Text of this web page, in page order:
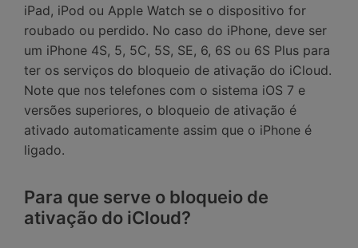
iPad, iPod ou Apple Watch se o dispositivo for
roubado ou perdido. No caso do iPhone, deve ser
um iPhone 4S, 5, 5C, 5S, SE, 6, 6S ou 6S Plus para
ter os serviços do bloqueio de ativação do iCloud.
Note que nos telefones com o sistema iOS 7 e
versões superiores, o bloqueio de ativação é
ativado automaticamente assim que o iPhone é
ligado.
Para que serve o bloqueio de
ativação do iCloud?